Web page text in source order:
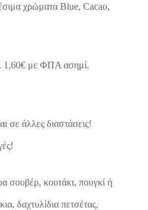
χρώματα Blue, Cacao,
1,60€ με ΦΠΑ ασημί.
σε άλλες διαστάσεις!
σουβέρ, κουτάκι, πουγκί ή
δαχτυλίδια πετσέτας,